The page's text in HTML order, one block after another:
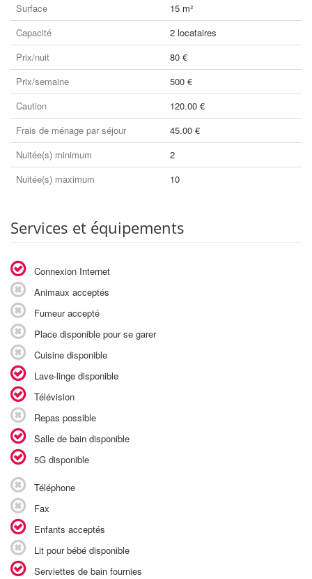
Surface
15 m²
Capacité
2 locataires
Prix/nuit
80 €
Prix/semaine
500 €
Caution
120.00 €
Frais de ménage par séjour
45.00 €
Nuitée(s) minimum
2
Nuitée(s) maximum
10
Services et équipements
Connexion Internet
Animaux acceptés
Fumeur accepté
Place disponible pour se garer
Cuisine disponible
Lave-linge disponible
Télévision
Repas possible
Salle de bain disponible
5G disponible
Téléphone
Fax
Enfants acceptés
Lit pour bébé disponible
Serviettes de bain fournies